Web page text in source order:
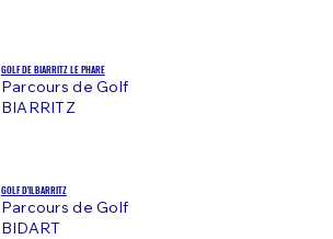
GOLF DE BIARRITZ LE PHARE
Parcours de Golf
BIARRITZ
GOLF D'ILBARRITZ
Parcours de Golf
BIDART